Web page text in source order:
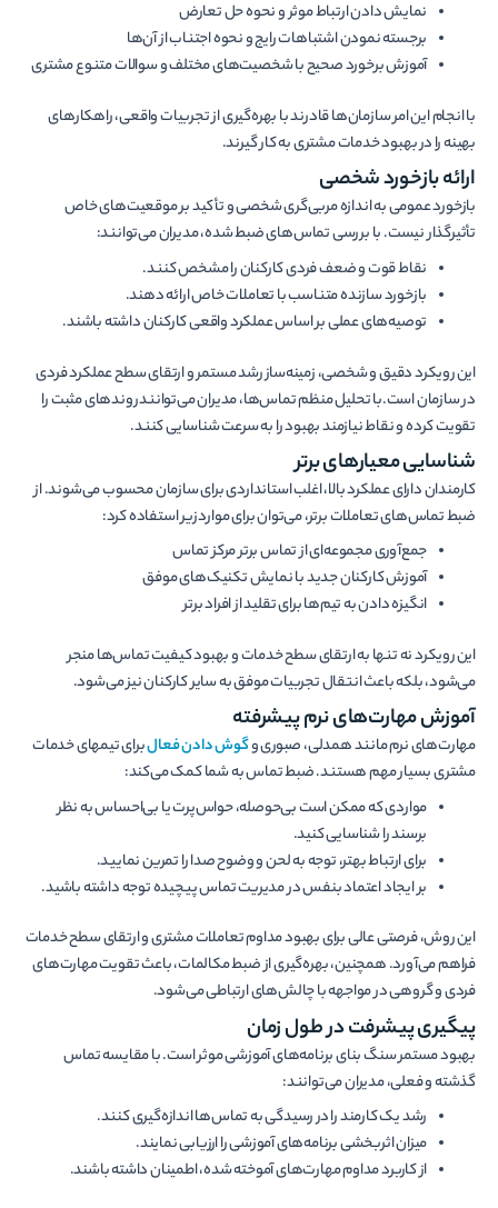
نمایش دادن ارتباط موثر و نحوه حل تعارض
برجسته نمودن اشتباهات رایج و نحوه اجتناب از آن‌ها
آموزش برخورد صحیح با شخصیت‌های مختلف و سوالات متنوع مشتری
با انجام این امر سازمان‌ها قادرند با بهره‌گیری از تجربیات واقعی، راهکارهای
بهینه را در بهبود خدمات مشتری به کار گیرند.
ارائه بازخورد شخصی
بازخورد عمومی به اندازه مربی‌گری شخصی و تأکید بر موقعیت‌های خاص
تأثیرگذار نیست. با بررسی تماس‌های ضبط شده، مدیران می‌توانند:
نقاط قوت و ضعف فردی کارکنان را مشخص کنند.
بازخورد سازنده متناسب با تعاملات خاص ارائه دهند.
توصیه‌های عملی بر اساس عملکرد واقعی کارکنان داشته باشند.
این رویکرد دقیق و شخصی، زمینه‌ساز رشد مستمر و ارتقای سطح عملکرد فردی
در سازمان است.با تحلیل منظم تماس‌ها، مدیران می‌توانند روندهای مثبت را
تقویت کرده و نقاط نیازمند بهبود را به سرعت شناسایی کنند.
شناسایی معیارهای برتر
کارمندان دارای عملکرد بالا، اغلب استانداردی برای سازمان محسوب می‌شوند. از
ضبط تماس‌های تعاملات برتر، می‌توان برای موارد زیر استفاده کرد:
جمع‌آوری مجموعه‌ای از تماس برتر مرکز تماس
آموزش کارکنان جدید با نمایش تکنیک‌های موفق
انگیزه دادن به تیم‌ها برای تقلید از افراد برتر
این رویکرد نه تنها به ارتقای سطح خدمات و بهبود کیفیت تماس‌ها منجر
می‌شود، بلکه باعث انتقال تجربیات موفق به سایر کارکنان نیز می‌شود.
آموزش مهارت‌های نرم پیشرفته
مهارت‌های نرم مانند همدلی، صبوری وگوش دادن فعال
برای تیم‎های خدمات
مشتری بسیار مهم هستند. ضبط تماس به شما کمک می‌کند:
مواردی که ممکن است بی‌حوصله، حواس‌پرت یا بی‌احساس به نظر
برسند را شناسایی کنید.
برای ارتباط بهتر، توجه به لحن و وضوح صدا را تمرین نمایید.
بر ایجاد اعتماد بنفس در مدیریت تماس پیچیده توجه داشته باشید.
این روش، فرصتی عالی برای بهبود مداوم تعاملات مشتری و ارتقای سطح خدمات
فراهم می‌آورد. همچنین، بهره‌گیری از ضبط مکالمات، باعث تقویت مهارت‌های
فردی و گروهی در مواجهه با چالش‌های ارتباطی می‌شود.
پیگیری پیشرفت در طول زمان
بهبود مستمر سنگ بنای برنامه‌های آموزشی موثر است. با مقایسه تماس
گذشته و فعلی، مدیران می‌توانند:
رشد یک کارمند را در رسیدگی به تماس‌ها اندازه‌گیری کنند.
میزان اثربخشی برنامه‌های آموزشی را ارزیابی نمایند.
از کاربرد مداوم مهارت‌های آموخته شده، اطمینان داشته باشند.